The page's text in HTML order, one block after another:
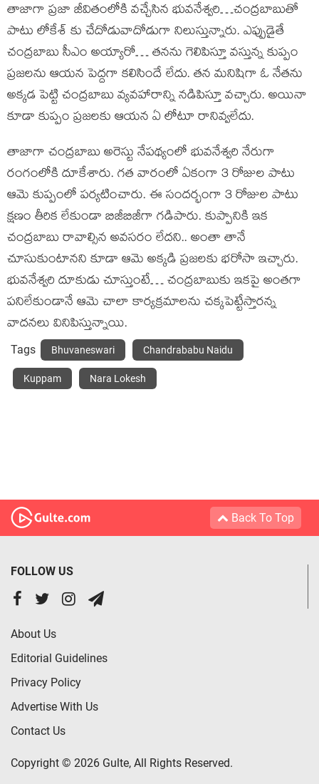
తాజాగా ప్రజా జీవితంలోకి వచ్చేసిన భువనేశ్వరి…చంద్రబాబుతో
పాటు లోకేశ్ కు చేదోడువాదోడుగా నిలుస్తున్నారు. ఎప్పుడైతే
చంద్రబాబు సీఎం అయ్యారో… తనను గెలిపిస్తూ వస్తున్న కుప్పం
ప్రజలను ఆయన పెద్దగా కలిసిందే లేదు. తన మనిషిగా ఓ నేతను
అక్కడ పెట్టి చంద్రబాబు వ్యవహారాన్ని నడిపిస్తూ వచ్చారు. అయినా
కూడా కుప్పం ప్రజలకు ఆయన ఏ లోటూ రానివ్వలేదు.
తాజాగా చంద్రబాబు అరెస్టు నేపథ్యంలో భువనేశ్వరి నేరుగా
రంగంలోకి దూకేశారు. గత వారంలో ఏకంగా 3 రోజుల పాటు
ఆమె కుప్పంలో పర్యటించారు. ఈ సందర్భంగా 3 రోజుల పాటు
క్షణం తీరిక లేకుండా బిజీబిజీగా గడిపారు. కుప్పానికి ఇక
చంద్రబాబు రావాల్సిన అవసరం లేదని.. అంతా తానే
చూసుకుంటానని కూడా ఆమె అక్కడి ప్రజలకు భరోసా ఇచ్చారు.
భువనేశ్వరి దూకుడు చూస్తుంటే… చంద్రబాబుకు ఇకపై అంతగా
పనిలేకుండానే ఆమె చాలా కార్యక్రమాలను చక్కపెట్టేస్తారన్న
వాదనలు వినిపిస్తున్నాయి.
Tags Bhuvaneswari Chandrababu Naidu
Kuppam Nara Lokesh
Back To Top
FOLLOW US
About Us
Editorial Guidelines
Privacy Policy
Advertise With Us
Contact Us
Copyright © 2026 Gulte, All Rights Reserved.